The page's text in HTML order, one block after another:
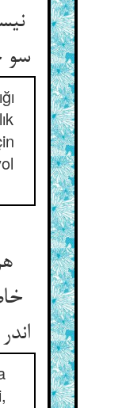
سو